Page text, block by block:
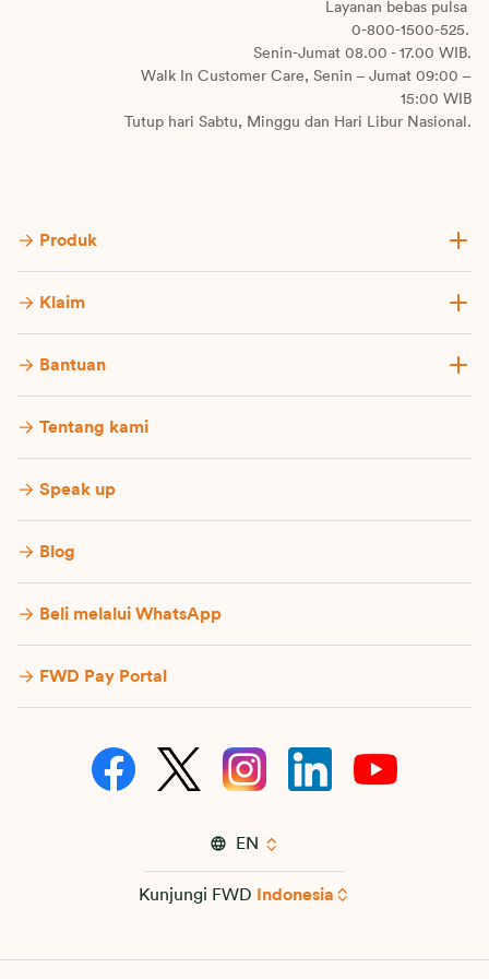
Layanan bebas pulsa
0-800-1500-525.
Senin-Jumat 08.00 - 17.00 WIB.
Walk In Customer Care, Senin – Jumat 09:00 –
15:00 WIB
Tutup hari Sabtu, Minggu dan Hari Libur Nasional.
Produk
Klaim
Bantuan
Tentang kami
Speak up
Blog
Beli melalui WhatsApp
FWD Pay Portal
EN
Kunjungi FWD Indonesia